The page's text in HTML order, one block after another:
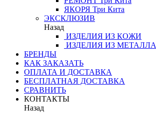
ЯКОРЯ Три Кита
ЭКСКЛЮЗИВ
Назад
ИЗДЕЛИЯ ИЗ КОЖИ
ИЗДЕЛИЯ ИЗ МЕТАЛЛА
БРЕНДЫ
КАК ЗАКАЗАТЬ
ОПЛАТА И ДОСТАВКА
БЕСПЛАТНАЯ ДОСТАВКА
СРАВНИТЬ
КОНТАКТЫ
Назад